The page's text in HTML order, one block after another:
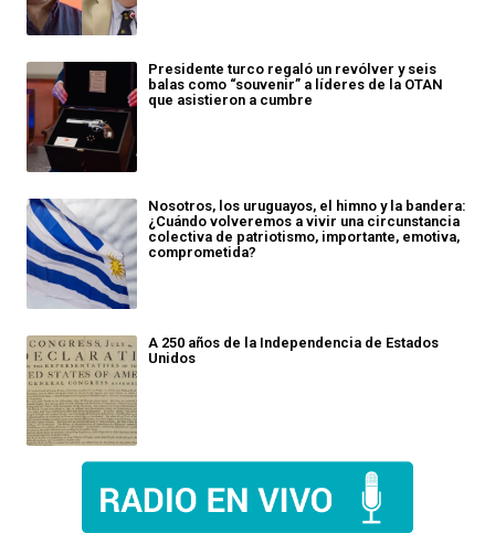
Presidente turco regaló un revólver y seis
balas como “souvenir” a líderes de la OTAN
que asistieron a cumbre
Nosotros, los uruguayos, el himno y la bandera:
¿Cuándo volveremos a vivir una circunstancia
colectiva de patriotismo, importante, emotiva,
comprometida?
A 250 años de la Independencia de Estados
Unidos